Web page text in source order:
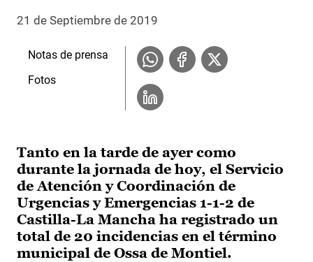
21 de Septiembre de 2019
Tanto en la tarde de ayer como
durante la jornada de hoy, el Servicio
de Atención y Coordinación de
Urgencias y Emergencias 1-1-2 de
Castilla-La Mancha ha registrado un
total de 20 incidencias en el término
municipal de Ossa de Montiel.
Notas de prensa
Fotos